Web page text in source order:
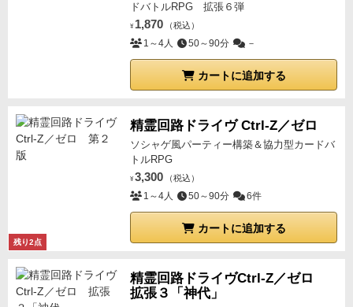
ドバトルRPG 拡張６弾
¥ 1,870 （税込）
1～4人 50～90分 －
カートに追加する
残り2点
精霊回路ドライヴ Ctrl-Z／ゼロ
ソシャゲ風パーティー構築＆協力型カードバ
トルRPG
¥ 3,300 （税込）
1～4人 50～90分 6件
カートに追加する
精霊回路ドライヴCtrl-Z／ゼロ
拡張３「神代」